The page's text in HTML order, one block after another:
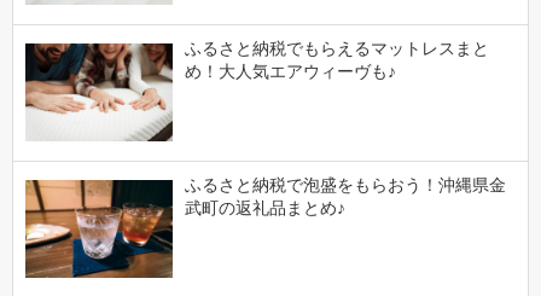
ふるさと納税でもらえるマットレスまと
め！大人気エアウィーヴも♪
ふるさと納税で泡盛をもらおう！沖縄県金
武町の返礼品まとめ♪